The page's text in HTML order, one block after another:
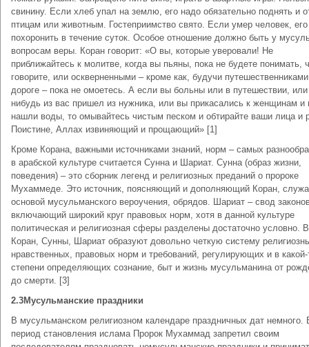
свинину. Если хлеб упал на землю, его надо обязательно поднять и
птицам или животным. Гостеприимство свято. Если умер человек,
похоронить в течение суток. Особое отношение должно быть у
вопросам веры. Коран говорит: «О вы, которые уверовали! Не
приближайтесь к молитве, когда вы пьяны, пока не будете понимать,
говорите, или оскверненными – кроме как, будучи
дороге – пока не омоетесь. А если вы больны или в путешествии, или
нибудь из вас пришел из нужника, или вы прикасались к женщинам и
нашли воды, то омывайтесь чистым песком и обтирайте ваши лица и
Поистине, Аллах извиняющий и прощающий» [1]
Кроме Корана, важными источниками знаний, норм – самых
в арабской культуре считается Сунна и Шариат. Сунна (образ жизни,
поведения) – это сборник легенд и религиозных преданий о пророке
Мухаммеде. Это источник, поясняющий и дополняющий Коран,
основой мусульманского вероучения, обрядов. Шариат – свод
включающий широкий круг правовых норм, хотя в данной культуре
политическая и религиозная сферы разделены достаточно условно.
Коран, Сунны, Шариат образуют довольно четкую систему
нравственных, правовых норм и требований, регулирующих и в какой-
степени определяющих сознание, быт и жизнь мусульманина от
до смерти. [3]
2.3Мусульманские праздники
В мусульманском религиозном календаре праздничных дат немного.
период становления ислама Пророк Мухаммад запретил своим